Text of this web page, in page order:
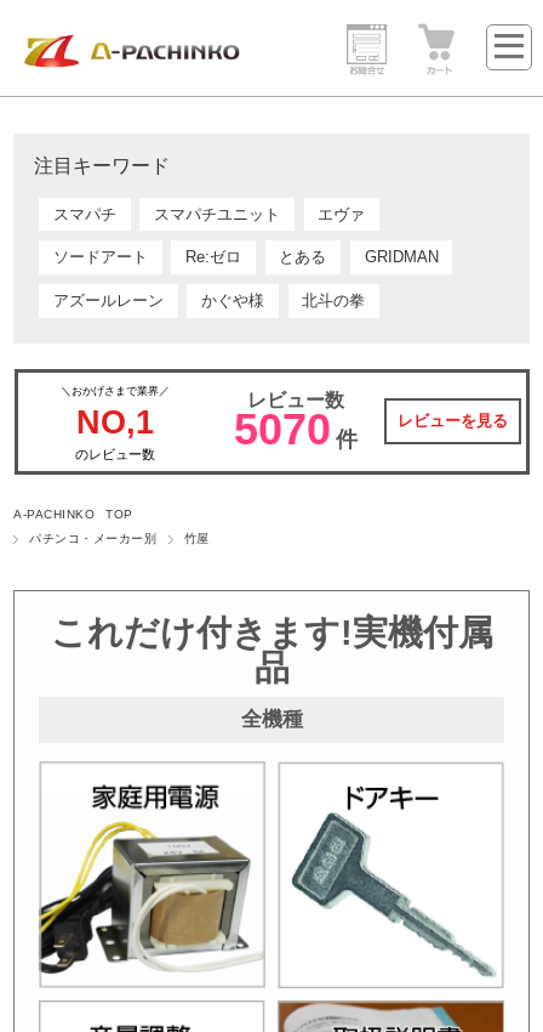
注目キーワード
スマパチ スマパチユニット エヴァ
ソードアート Re:ゼロ とある GRIDMAN
アズールレーン かぐや様 北斗の拳
＼おかげさまで業界／
NO,1
のレビュー数
レビュー数
5070 件
レビューを見る
A-PACHINKO TOP
パチンコ・メーカー別
竹屋
これだけ付きます!実機付属
品
全機種